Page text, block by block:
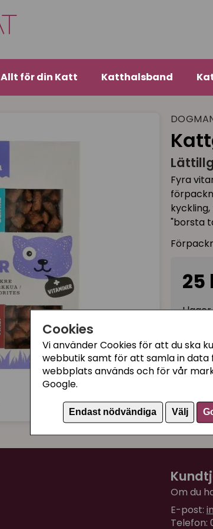
Cookies
Vi använder Cookies för att du ska
webbutik samt för att samla in data
webbplats används och för vår
Google.
Endast nödvändiga Välj
Allt för din Katt Katthalsband
Fyra
"borsta
25
I
Om du
E-post:
Telefon: